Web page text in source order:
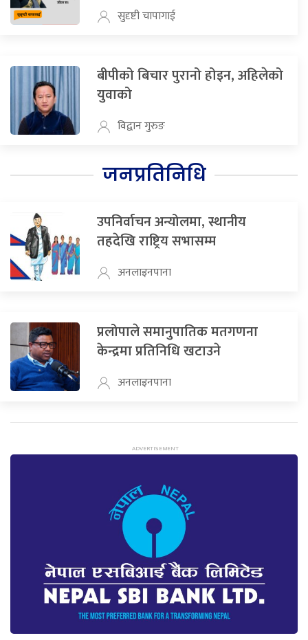
सुदृष्टी चापागाई
बीपीको बिचार पुरानो होइन, अहिलेको
युवाको
विद्वान गुरुङ
जनप्रतिनिधि
उपनिर्वाचन अन्योलमा, स्थानीय
तहदेखि राष्ट्रिय सभासम्म
अनलाइनपाना
प्रलोपाले समानुपातिक मतगणना
केन्द्रमा प्रतिनिधि खटाउने
अनलाइनपाना